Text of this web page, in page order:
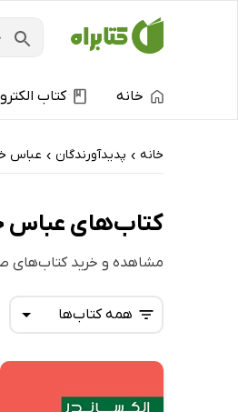
خانه کتاب
خانه › پدیدآورندگان › عباس
کتاب‌های عباس
مشاهده و خرید کتاب‌های
همه کتاب‌ها